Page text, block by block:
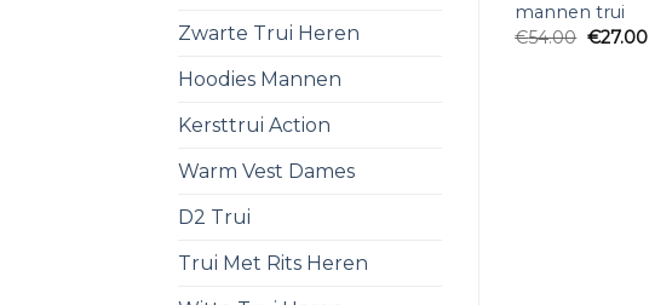
Zwarte Trui Heren
Hoodies Mannen
Kersttrui Action
Warm Vest Dames
D2 Trui
Trui Met Rits Heren
mannen trui
€54.00 €27.00